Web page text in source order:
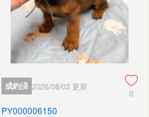
成約済 2026/08/03 更新
0
PY000006150